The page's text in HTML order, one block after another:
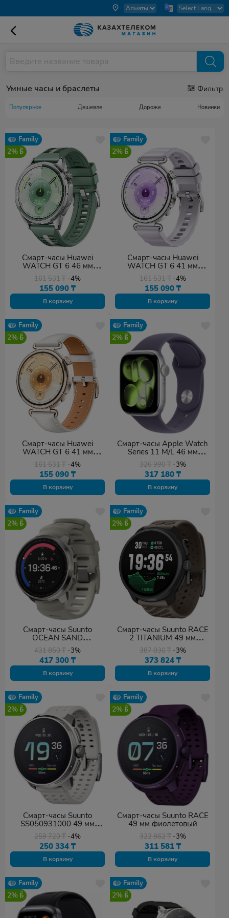
Умные часы и браслеты Фильтр
Популярное Дешевле Дороже Новинки
Family
2%
Смарт-часы Huawei
WATCH GT 6 46 мм
серебристый-зеленый
161 531₸ -4%
155 090₸
В корзину
Family
2%
Смарт-часы Huawei
WATCH GT 6 41 мм
серебристый-
фиолетовый
161 531₸ -4%
155 090 ₸
В корзину
Family
2%
Смарт-часы Huawei
WATCH GT 6 41 мм
золотистый-белый
161 531₸ -4%
155 090₸
В корзину
Family
2%
Смарт-часы Apple Watch
Series 11 M/L 46 мм
серебристый-
фиолетовый
326 990₸ -3%
317 180 ₸
В корзину
Family
2%
Смарт-часы Suunto
OCEAN SAND
(SS050984000) 50 мм
серебристый-бежевый
431 850₸ -3%
417 300₸
В корзину
Family
2%
Смарт-часы Suunto RACE
2 TITANIUM 49 мм
черный-коричневый
387 030₸ -3%
373 824 ₸
В корзину
Family
2%
Смарт-часы Suunto
SS050931000 49 мм
серебристый-белый
259 720₸ -4%
250 334₸
В корзину
Family
2%
Смарт-часы Suunto RACE
49 мм фиолетовый
322 862₸ -3%
311 581 ₸
В корзину
Family
2%
Family
2%